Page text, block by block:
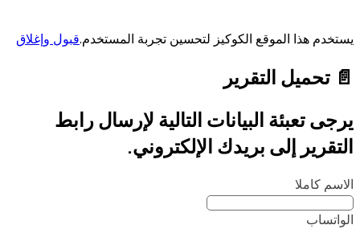
يستخدم هذا الموقع الكوكيز لتحسين تجربة المستخدم.قبول وإغلاق
📄 تحميل التقرير
يرجى تعبئة البيانات التالية لإرسال رابط
التقرير إلى بريدك الإلكتروني.
الاسم كاملا
الواتساب